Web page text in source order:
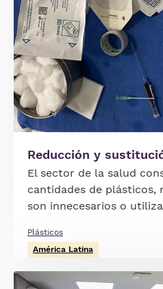
Reducción y
El sector de la salud
cantidades de plásticos,
son innecesarios o
Plásticos
América Latina
Imagen